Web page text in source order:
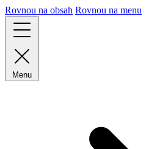
Rovnou na obsah Rovnou na menu
Menu